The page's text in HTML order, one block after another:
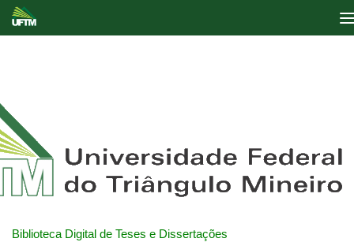
Biblioteca Digital de Teses e Dissertações